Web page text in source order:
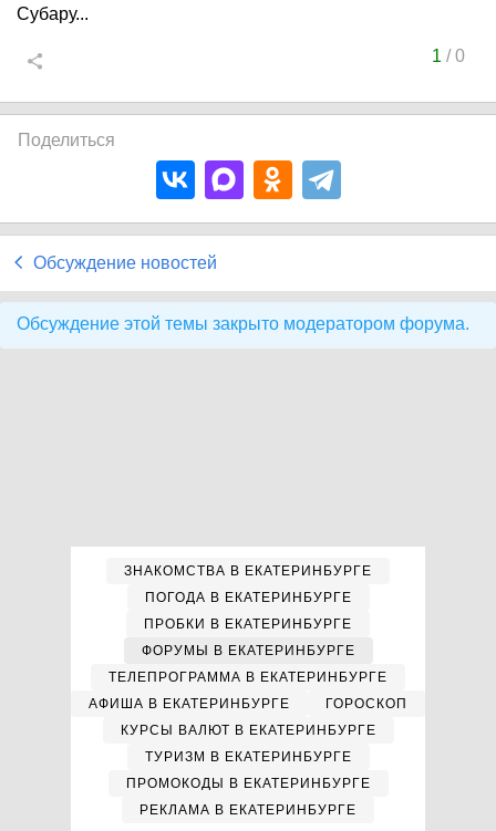
Субару...
1 /0
Поделиться
Обсуждение новостей
Обсуждение этой темы закрыто модератором форума.
ЗНАКОМСТВА В ЕКАТЕРИНБУРГЕ
ПОГОДА В ЕКАТЕРИНБУРГЕ
ПРОБКИ В ЕКАТЕРИНБУРГЕ
ФОРУМЫ В ЕКАТЕРИНБУРГЕ
ТЕЛЕПРОГРАММА В ЕКАТЕРИНБУРГЕ
АФИША В ЕКАТЕРИНБУРГЕ
ГОРОСКОП
КУРСЫ ВАЛЮТ В ЕКАТЕРИНБУРГЕ
ТУРИЗМ В ЕКАТЕРИНБУРГЕ
ПРОМОКОДЫ В ЕКАТЕРИНБУРГЕ
РЕКЛАМА В ЕКАТЕРИНБУРГЕ